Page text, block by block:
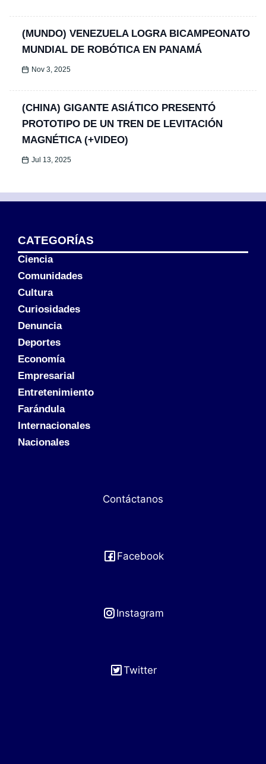
(MUNDO) VENEZUELA LOGRA BICAMPEONATO
MUNDIAL DE ROBÓTICA EN PANAMÁ
Nov 3, 2025
(CHINA) GIGANTE ASIÁTICO PRESENTÓ
PROTOTIPO DE UN TREN DE LEVITACIÓN
MAGNÉTICA (+VIDEO)
Jul 13, 2025
CATEGORÍAS
Ciencia
Comunidades
Cultura
Curiosidades
Denuncia
Deportes
Economía
Empresarial
Entretenimiento
Farándula
Internacionales
Nacionales
Contáctanos
Facebook
Instagram
Twitter